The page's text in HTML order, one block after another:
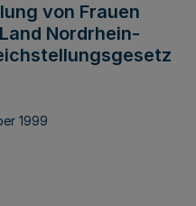
von Frauen
Nordrhein-
1999